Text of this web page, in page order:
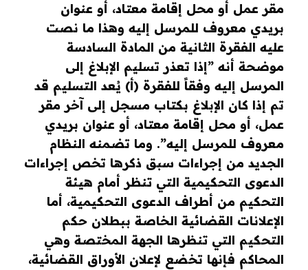
مقر عمل أو محل إقامة معتاد، أو عنوان
بريدي معروف للمرسل إليه وهذا ما نصت
عليه الفقرة الثانية من المادة السادسة
موضحة أنه ”إذا تعذر تسليم الإبلاغ إلى
المرسل إليه وفقاً للفقرة (أ) يُعد التسليم قد
تم إذا كان الإبلاغ بكتاب مسجل إلى آخر مقر
عمل، أو محل إقامة معتاد، أو عنوان بريدي
معروف للمرسل إليه”. وما تضمنه النظام
الجديد من إجراءات سبق ذكرها تخص إجراءات
الدعوى التحكيمية التي تنظر أمام هيئة
التحكيم من أطراف الدعوى التحكيمية، أما
الإعلانات القضائية الخاصة ببطلان حكم
التحكيم التي تنظرها الجهة المختصة وهي
المحاكم فإنها تخضع لإعلان الأوراق القضائية،